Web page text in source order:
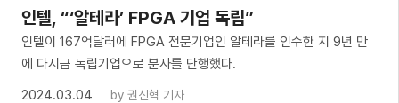
인텔, “‘알테라’ FPGA 기업 독립”
인텔이 167억달러에 FPGA 전문기업인 알테라를 인수한 지 9년 만
에 다시금 독립기업으로 분사를 단행했다.
2024.03.04
by 권신혁 기자